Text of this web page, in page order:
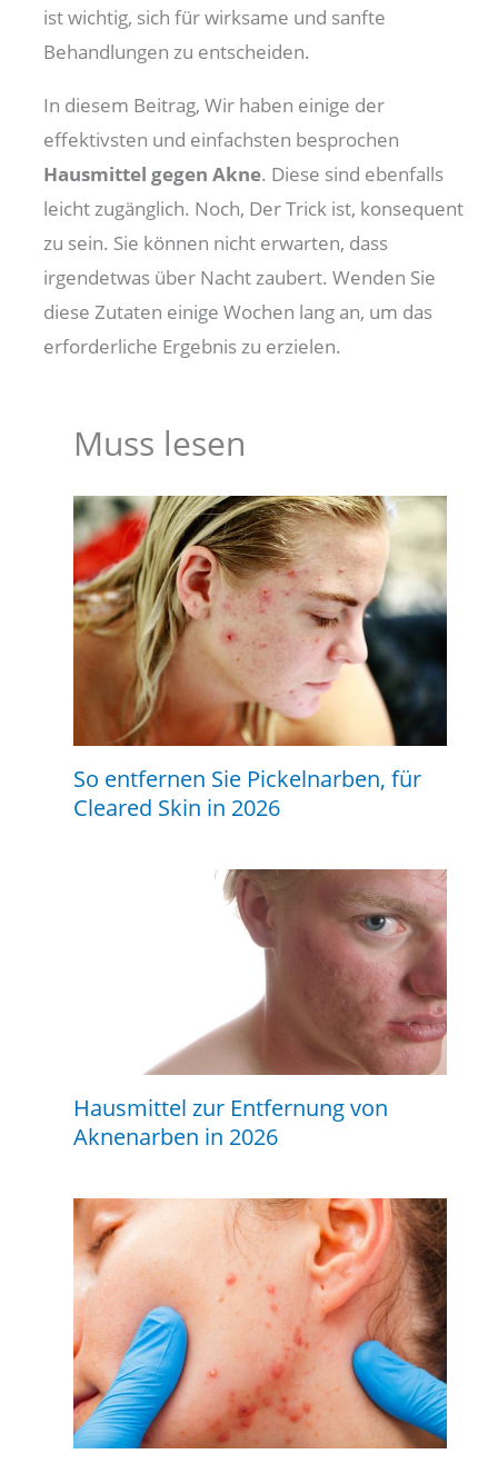
ist wichtig, sich für wirksame und sanfte
Behandlungen zu entscheiden.
In diesem Beitrag, Wir haben einige der
effektivsten und einfachsten besprochen
Hausmittel gegen Akne. Diese sind ebenfalls
leicht zugänglich. Noch, Der Trick ist, konsequent
zu sein. Sie können nicht erwarten, dass
irgendetwas über Nacht zaubert. Wenden Sie
diese Zutaten einige Wochen lang an, um das
erforderliche Ergebnis zu erzielen.
Muss lesen
So entfernen Sie Pickelnarben, für
Cleared Skin in 2026
Hausmittel zur Entfernung von
Aknenarben in 2026